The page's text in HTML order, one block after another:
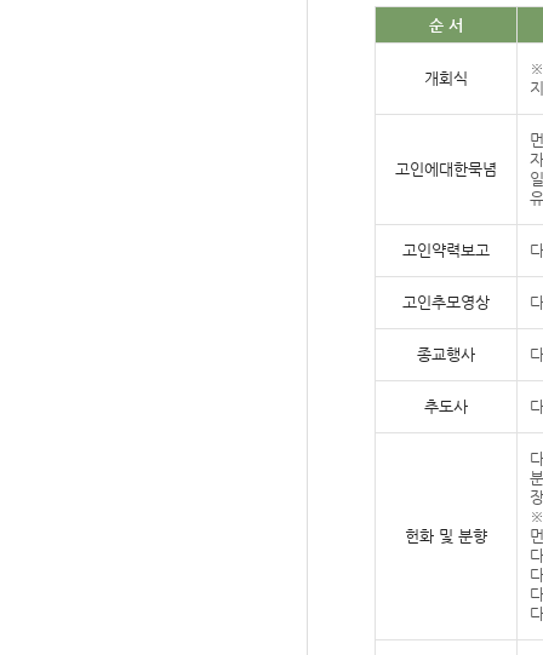
순 서
개회식
고인에대한묵념
고인약력보고
고인추모영상
종교행사
추도사
헌화 및 분향